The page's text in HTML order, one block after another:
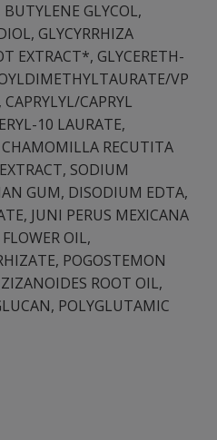
GLYCOL,
GLYCYRRHIZA
EXTRACT*, GLYCERETH-
VP
CAPRYL
10 LAURATE,
RECUTITA
SODIUM
GUM, DISODIUM EDTA,
JUNI PERUS MEXICANA
OIL,
POGOSTEMON
ROOT OIL,
POLYGLUTAMIC